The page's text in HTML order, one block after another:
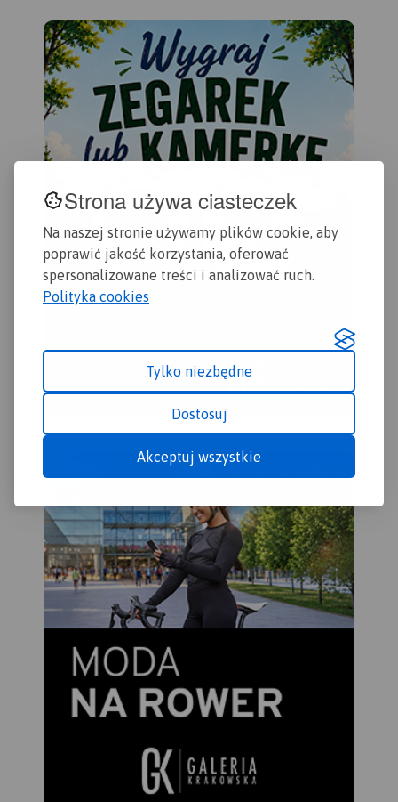
Strona używa ciasteczek
Na naszej stronie używamy plików cookie, aby
poprawić jakość korzystania, oferować
spersonalizowane treści i analizować ruch.
Polityka cookies
Tylko niezbędne
Dostosuj
Akceptuj wszystkie